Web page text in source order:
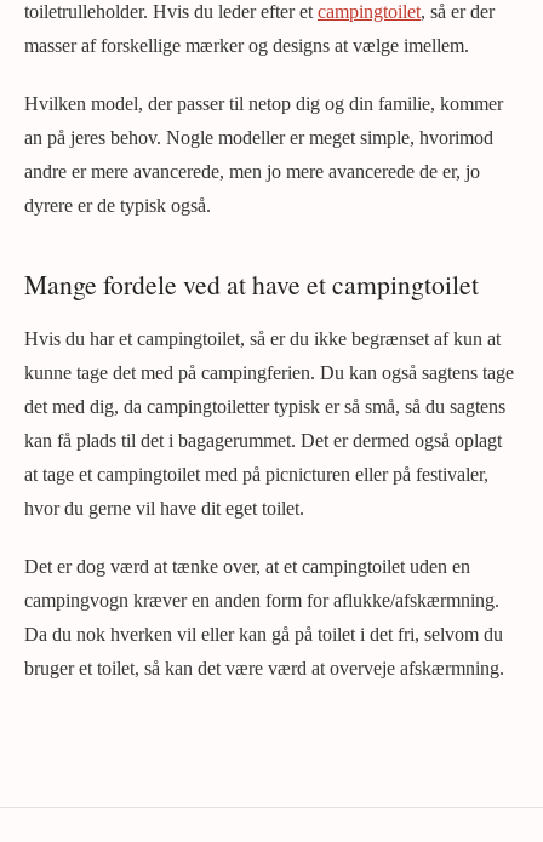
toiletrulleholder. Hvis du leder efter et campingtoilet, så er der
masser af forskellige mærker og designs at vælge imellem.
Hvilken model, der passer til netop dig og din familie, kommer
an på jeres behov. Nogle modeller er meget simple, hvorimod
andre er mere avancerede, men jo mere avancerede de er, jo
dyrere er de typisk også.
Mange fordele ved at have et campingtoilet
Hvis du har et campingtoilet, så er du ikke begrænset af kun at
kunne tage det med på campingferien. Du kan også sagtens tage
det med dig, da campingtoiletter typisk er så små, så du sagtens
kan få plads til det i bagagerummet. Det er dermed også oplagt
at tage et campingtoilet med på picnicturen eller på festivaler,
hvor du gerne vil have dit eget toilet.
Det er dog værd at tænke over, at et campingtoilet uden en
campingvogn kræver en anden form for aflukke/afskærmning.
Da du nok hverken vil eller kan gå på toilet i det fri, selvom du
bruger et toilet, så kan det være værd at overveje afskærmning.